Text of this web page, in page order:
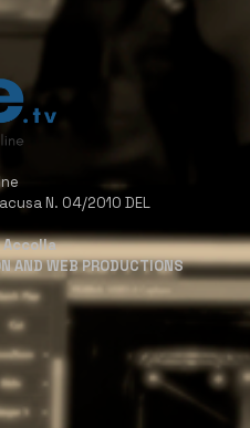
N. 04/2010 DEL
AND WEB PRODUCTIONS